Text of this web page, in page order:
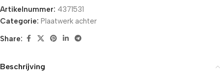
Artikelnummer: 4371531
Categorie: Plaatwerk achter
Share:
Beschrijving